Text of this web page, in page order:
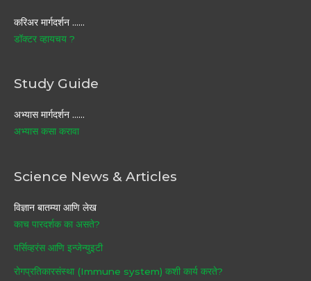
करिअर मार्गदर्शन ……
डॉक्टर व्हायचय ?
Study Guide
अभ्यास मार्गदर्शन ……
अभ्यास कसा करावा
Science News & Articles
विज्ञान बातम्या आणि लेख
काच पारदर्शक का असते?
पर्सिव्हरंस आणि इन्जेन्युइटी
रोगप्रतिकारसंस्था (Immune system) कशी कार्य करते?